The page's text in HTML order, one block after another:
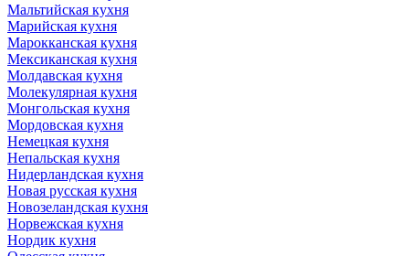
Мальтийская кухня
Марийская кухня
Марокканская кухня
Мексиканская кухня
Молдавская кухня
Молекулярная кухня
Монгольская кухня
Мордовская кухня
Немецкая кухня
Непальская кухня
Нидерландская кухня
Новая русская кухня
Новозеландская кухня
Норвежская кухня
Нордик кухня